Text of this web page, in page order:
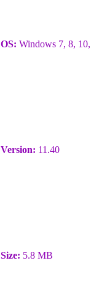
OS: Windows 7, 8, 10,
Version: 11.40
Size: 5.8 MB